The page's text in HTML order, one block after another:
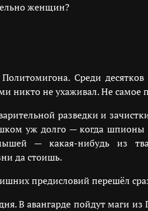
женщин?
Среди
никто не ухаживал. Не самое
разведки и
уж долго — когда
— какая-нибудь из
да стоишь.
предисловий перешёл
В авангарде пойдут маги